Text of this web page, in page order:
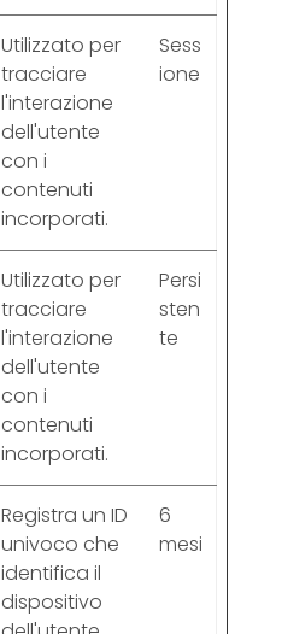
Utilizzato per
tracciare
l'interazione
dell'utente
con i
contenuti
incorporati.
Sess
ione
Utilizzato per
tracciare
l'interazione
dell'utente
con i
contenuti
incorporati.
Persi
sten
te
Registra un ID
univoco che
identifica il
dispositivo
6
mesi